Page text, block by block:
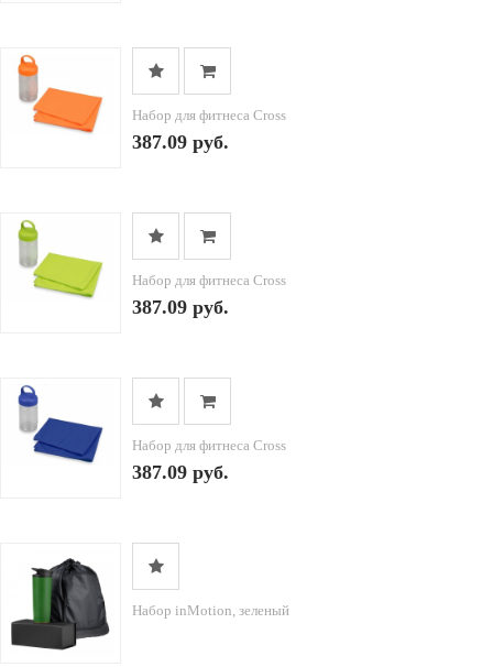
Набор для фитнеса Cross
387.09 руб.
Набор для фитнеса Cross
387.09 руб.
Набор для фитнеса Cross
387.09 руб.
Набор inMotion, зеленый